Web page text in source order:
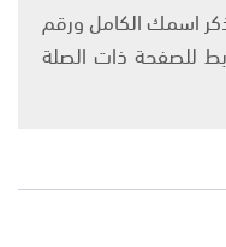
اسمك الكامل ورقم
للصفحة ذات الصلة